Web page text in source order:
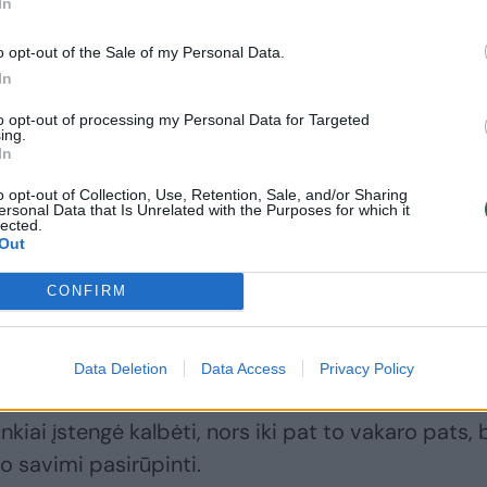
opt-out of the Sale of my Personal Data.
opt-out of processing my Personal Data for Targeted
opt-out of Collection, Use, Retention, Sale, and/or Sharing
Data that Is Unrelated with the Purposes for which it
CONFIRM
Data Deletion Data Access Privacy Policy
RŠL medikų elgesiu, nes šią tragediją
liete liejo gailestį, bet artimojo
„atsiprašau“ ar „atleiskite“.
praėjo nemažai laiko, bet šiaulietė Regina iki
menkiausias smulkmenas. Jos taip įsirėžė į
ji dar nebuvo susidūrusi.
butą atvažiavusi šiaulietė jį išvydo
įstengė kalbėti, nors iki pat to vakaro pats,
savimi pasirūpinti.